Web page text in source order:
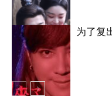
明星八卦
为了复